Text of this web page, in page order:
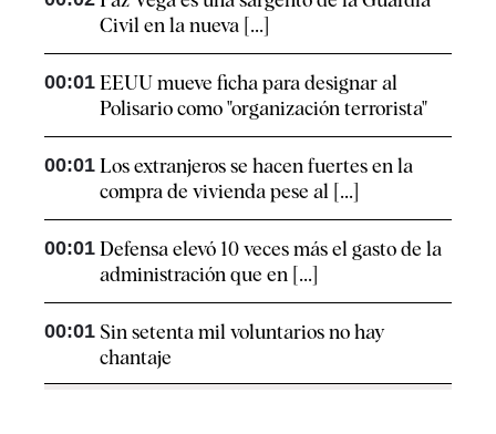
Civil en la nueva [...]
00:01 EEUU mueve ficha para designar al
Polisario como "organización terrorista"
00:01 Los extranjeros se hacen fuertes en la
compra de vivienda pese al [...]
00:01 Defensa elevó 10 veces más el gasto de la
administración que en [...]
00:01 Sin setenta mil voluntarios no hay
chantaje